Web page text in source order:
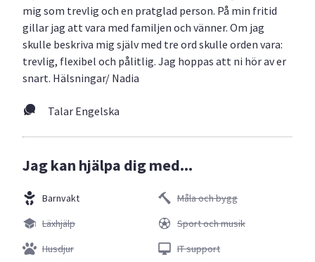
mig som trevlig och en pratglad person. På min fritid
gillar jag att vara med familjen och vänner. Om jag
skulle beskriva mig själv med tre ord skulle orden vara:
trevlig, flexibel och pålitlig. Jag hoppas att ni hör av er
snart. Hälsningar/ Nadia
Talar Engelska
Jag kan hjälpa dig med...
Barnvakt
Läxhjälp
Husdjur
Måla och bygg
Sport och musik
IT support